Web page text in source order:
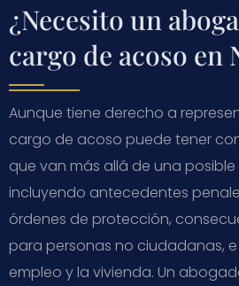
¿Necesito un
cargo de acoso en
Aunque tiene derecho a
cargo de acoso puede tener
que van más allá de una
incluyendo antecedentes
órdenes de protección,
para personas no ciudadanas,
empleo y la vivienda. Un